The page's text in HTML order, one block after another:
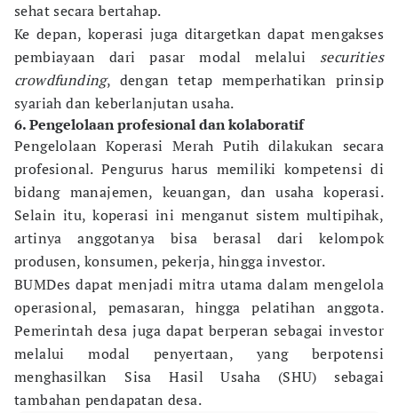
sehat secara bertahap.
Ke depan, koperasi juga ditargetkan dapat mengakses
pembiayaan dari pasar modal melalui securities
crowdfunding, dengan tetap memperhatikan prinsip
syariah dan keberlanjutan usaha.
6. Pengelolaan profesional dan kolaboratif
Pengelolaan Koperasi Merah Putih dilakukan secara
profesional. Pengurus harus memiliki kompetensi di
bidang manajemen, keuangan, dan usaha koperasi.
Selain itu, koperasi ini menganut sistem multipihak,
artinya anggotanya bisa berasal dari kelompok
produsen, konsumen, pekerja, hingga investor.
BUMDes dapat menjadi mitra utama dalam mengelola
operasional, pemasaran, hingga pelatihan anggota.
Pemerintah desa juga dapat berperan sebagai investor
melalui modal penyertaan, yang berpotensi
menghasilkan Sisa Hasil Usaha (SHU) sebagai
tambahan pendapatan desa.